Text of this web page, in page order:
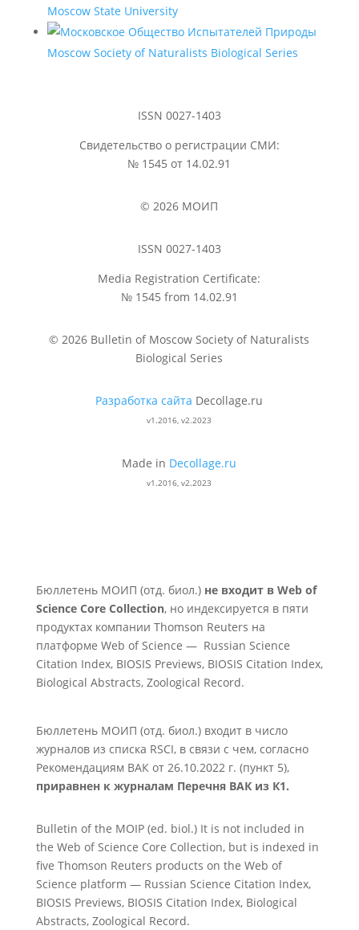
Moscow State University
Moscow Society of Naturalists Biological Series
ISSN 0027-1403
Свидетельство о регистрации СМИ:
№ 1545 от 14.02.91
© 2026 МОИП
ISSN 0027-1403
Media Registration Certificate:
№ 1545 from 14.02.91
© 2026 Bulletin of Moscow Society of Naturalists
Biological Series
Разработка сайта Decollage.ru
v1.2016, v2.2023
Made in Decollage.ru
v1.2016, v2.2023
Бюллетень МОИП (отд. биол.) не входит в Web of
Science Core Collection, но индексируется в пяти
продуктах компании Thomson Reuters на
платформе Web of Science — Russian Science
Citation Index, BIOSIS Previews, BIOSIS Citation Index,
Biological Abstracts, Zoological Record.
Бюллетень МОИП (отд. биол.) входит в число
журналов из списка RSCI, в связи с чем, согласно
Рекомендациям ВАК от 26.10.2022 г. (пункт 5),
приравнен к журналам Перечня ВАК из К1.
Bulletin of the MOIP (ed. biol.) It is not included in
the Web of Science Core Collection, but is indexed in
five Thomson Reuters products on the Web of
Science platform — Russian Science Citation Index,
BIOSIS Previews, BIOSIS Citation Index, Biological
Abstracts, Zoological Record.